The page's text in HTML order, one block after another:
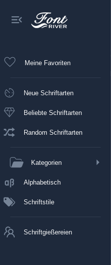
Meine Favoriten
Neue Schriftarten
Beliebte Schriftarten
Random Schriftarten
Kategorien
Alphabetisch
Schriftstile
Schriftgießereien